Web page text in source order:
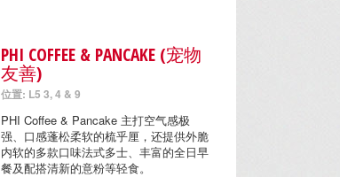
PHI COFFEE & PANCAKE (宠物
友善)
位置: L5 3, 4 & 9
PHI Coffee & Pancake 主打空气感极
强、口感蓬松柔软的梳乎厘，还提供外脆
内软的多款口味法式多士、丰富的全日早
餐及配搭清新的意粉等轻食。